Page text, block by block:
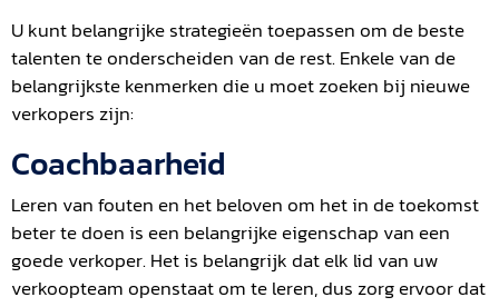
U kunt belangrijke strategieën toepassen om de beste
talenten te onderscheiden van de rest. Enkele van de
belangrijkste kenmerken die u moet zoeken bij nieuwe
verkopers zijn:
Coachbaarheid
Leren van fouten en het beloven om het in de toekomst
beter te doen is een belangrijke eigenschap van een
goede verkoper. Het is belangrijk dat elk lid van uw
verkoopteam openstaat om te leren, dus zorg ervoor dat